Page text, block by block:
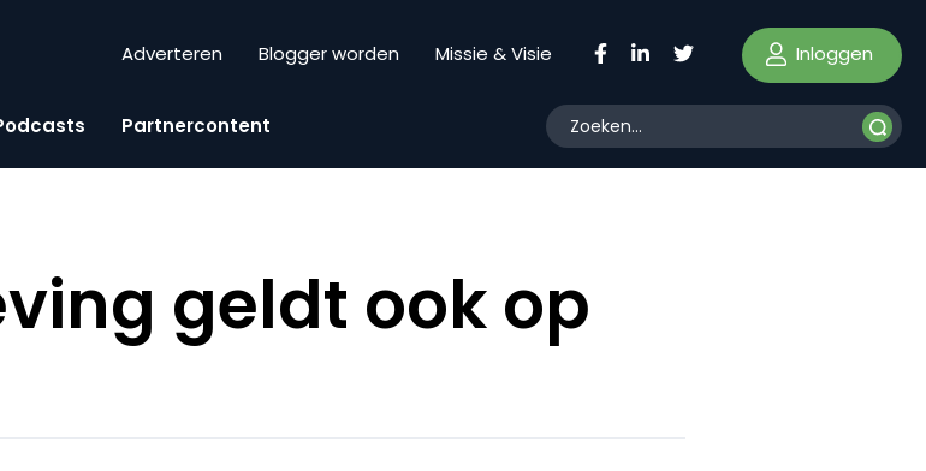
Adverteren Blogger worden Missie & Visie Inloggen
Partnercontent
geldt ook op